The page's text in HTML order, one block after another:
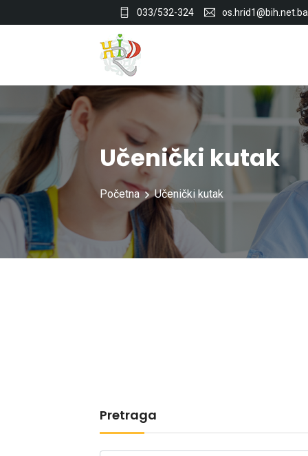
033/532-324 os.hrid1@bih.net.ba
Učenički kutak
Početna Učenički kutak
Pretraga